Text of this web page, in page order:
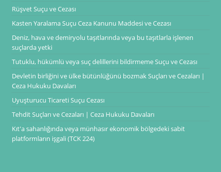
Rüşvet Suçu ve Cezası
Kasten Yaralama Suçu Ceza Kanunu Maddesi ve Cezası
Deniz, hava ve demiryolu taşıtlarında veya bu taşıtlarla işlenen
suçlarda yetki
Tutuklu, hükümlü veya suç delillerini bildirmeme Suçu ve Cezası
Devletin birliğini ve ülke bütünlüğünü bozmak Suçları ve Cezaları |
Ceza Hukuku Davaları
Uyuşturucu Ticareti Suçu Cezası
Tehdit Suçları ve Cezaları | Ceza Hukuku Davaları
Kıt'a sahanlığında veya münhasır ekonomik bölgedeki sabit
platformların işgali (TCK 224)